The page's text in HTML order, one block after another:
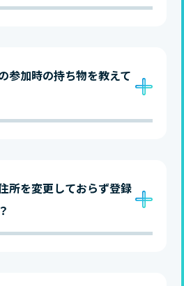
参加時の持ち物を教えて
所を変更しておらず登録